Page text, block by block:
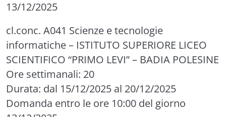
13/12/2025
cl.conc. A041 Scienze e tecnologie
informatiche– ISTITUTO SUPERIORE LICEO
SCIENTIFICO “PRIMO LEVI” – BADIA POLESINE
Ore settimanali: 20
Durata: dal 15/12/2025 al 20/12/2025
Domanda entro le ore 10:00 del giorno